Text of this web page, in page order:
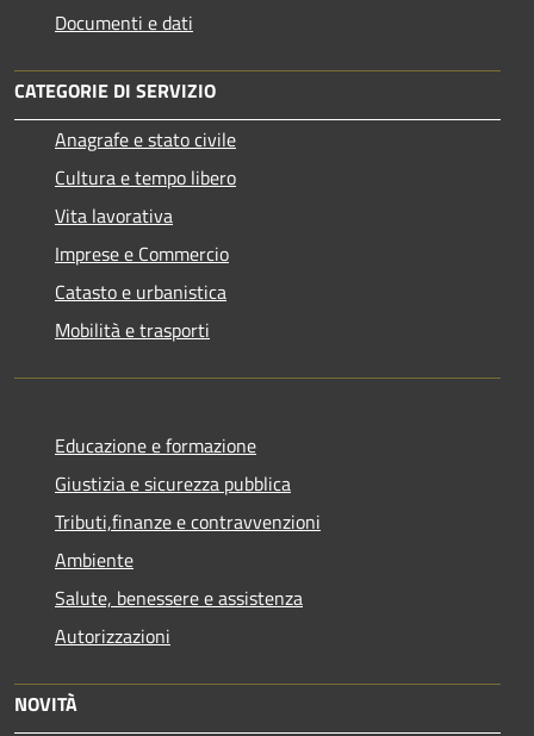
Documenti e dati
CATEGORIE DI SERVIZIO
Anagrafe e stato civile
Cultura e tempo libero
Vita lavorativa
Imprese e Commercio
Catasto e urbanistica
Mobilità e trasporti
Educazione e formazione
Giustizia e sicurezza pubblica
Tributi,finanze e contravvenzioni
Ambiente
Salute, benessere e assistenza
Autorizzazioni
NOVITÀ